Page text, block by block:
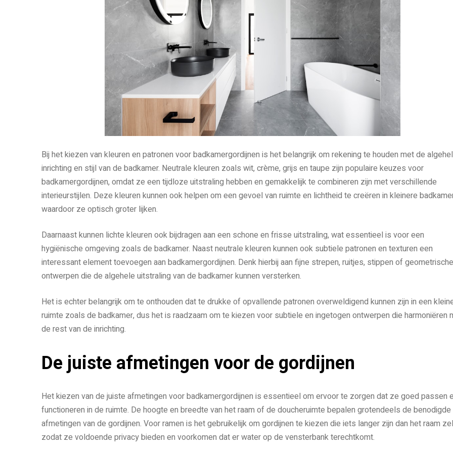
Bij het kiezen van kleuren en patronen voor badkamergordijnen is het belangrijk om rekening te houden met de
inrichting en stijl van de badkamer. Neutrale kleuren zoals wit, crème, grijs en taupe zijn populaire keuzes voor
badkamergordijnen, omdat ze een tijdloze uitstraling hebben en gemakkelijk te combineren zijn met verschillende
interieurstijlen. Deze kleuren kunnen ook helpen om een gevoel van ruimte en lichtheid te creëren in kleinere
waardoor ze optisch groter lijken.
Daarnaast kunnen lichte kleuren ook bijdragen aan een schone en frisse uitstraling, wat essentieel is voor een
hygiënische omgeving zoals de badkamer. Naast neutrale kleuren kunnen ook subtiele patronen en texturen een
interessant element toevoegen aan badkamergordijnen. Denk hierbij aan fijne strepen, ruitjes, stippen of geometrische
ontwerpen die de algehele uitstraling van de badkamer kunnen versterken.
Het is echter belangrijk om te onthouden dat te drukke of opvallende patronen overweldigend kunnen zijn in een
ruimte zoals de badkamer, dus het is raadzaam om te kiezen voor subtiele en ingetogen ontwerpen die harmoniëren
de rest van de inrichting.
De juiste afmetingen voor de gordijnen
Het kiezen van de juiste afmetingen voor badkamergordijnen is essentieel om ervoor te zorgen dat ze goed passen
functioneren in de ruimte. De hoogte en breedte van het raam of de doucheruimte bepalen grotendeels de benodigde
afmetingen van de gordijnen. Voor ramen is het gebruikelijk om gordijnen te kiezen die iets langer zijn dan het raam
zodat ze voldoende privacy bieden en voorkomen dat er water op de vensterbank terechtkomt.